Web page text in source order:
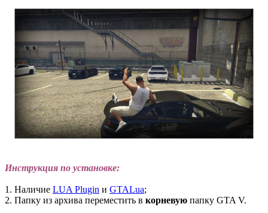
Инструкция по установке:
1. Наличие LUA Plugin и GTALua;
2. Папку из архива переместить в корневую папку GTA V.